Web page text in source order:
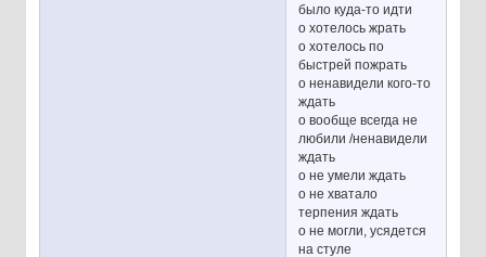
было куда-то идти
o хотелось жрать
o хотелось по
быстрей пожрать
o ненавидели кого-то
ждать
o вообще всегда не
любили /ненавидели
ждать
o не умели ждать
o не хватало
терпения ждать
o не могли, усядется
на стуле